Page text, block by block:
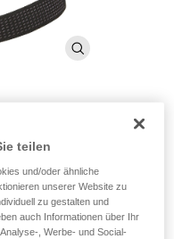
teilen
und/oder ähnliche
unserer Website zu
zu gestalten und
auch Informationen über Ihr
, Werbe- und Social-